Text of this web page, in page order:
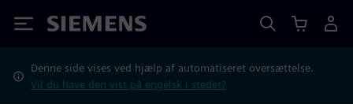
Siemens
Denne side vises ved hjælp af automatiseret oversættelse.
Vil du have den vist på engelsk i stedet?